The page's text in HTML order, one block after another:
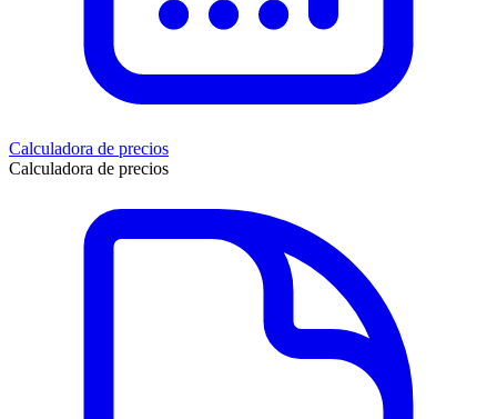
Calculadora de precios
Calculadora de precios